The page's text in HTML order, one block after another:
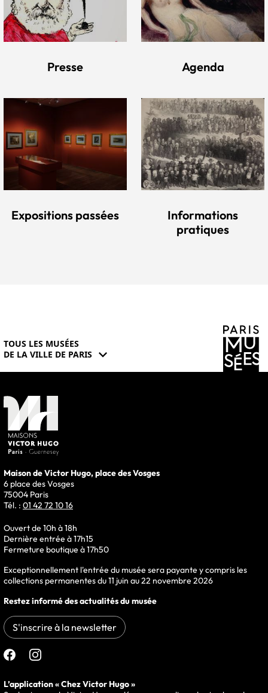
Presse Agenda
Expositions passées
Informations
pratiques
TOUS LES MUSÉES
DE LA VILLE DE PARIS
expand_more
Maison de Victor Hugo, place des Vosges
6 place des Vosges
75004 Paris
Tél. : 01 42 72 10 16
Ouvert de 10h à 18h
Dernière entrée à 17h15
Fermeture boutique à 17h50
Exceptionnellement l'entrée du musée sera payante y compris les
collections permanentes du 11 juin au 22 novembre 2026
Restez informé des actualités du musée
S'inscrire à la newsletter
le musée sur
L’application « Chez Victor Hugo »